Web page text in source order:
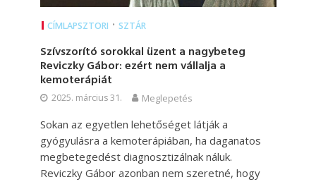
CÍMLAPSZTORI • SZTÁR
Szívszorító sorokkal üzent a nagybeteg
Reviczky Gábor: ezért nem vállalja a
kemoterápiát
2025. március 31. Meglepetés
Sokan az egyetlen lehetőséget látják a
gyógyulásra a kemoterápiában, ha daganatos
megbetegedést diagnosztizálnak náluk.
Reviczky Gábor azonban nem szeretné, hogy